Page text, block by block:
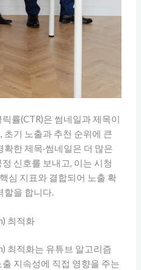
률(CTR)은 썸네일과 제목이
기 노출과 추천 순위에 큰
한 제목·썸네일은 더 많은
신호를 보내고, 이는 시청
심 지표와 결합되어 노출 확
할을 합니다.
최적화
최적화는 유튜브 알고리즘
지속성에 직접 영향을 주는